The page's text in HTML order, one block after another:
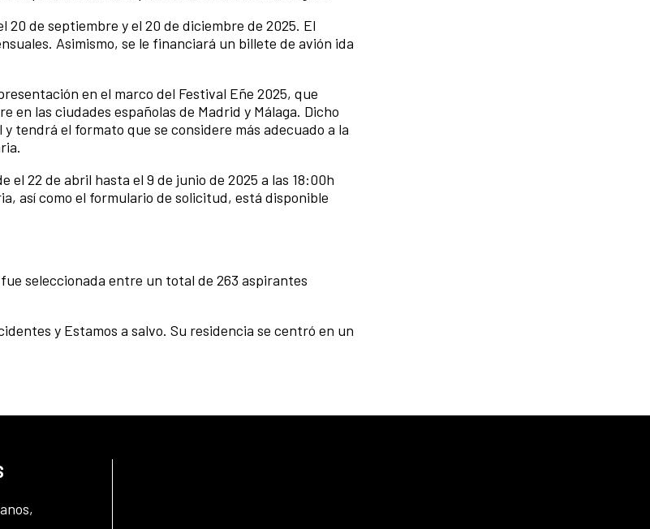
20 de septiembre y el 20 de diciembre de 2025. El
Asimismo, se le financiará un billete de avión ida
en el marco del Festival Eñe 2025, que
en las ciudades españolas de Madrid y Málaga. Dicho
tendrá el formato que se considere más adecuado a la
22 de abril hasta el 9 de junio de 2025 a las 18:00h
así como el formulario de solicitud, está disponible
seleccionada entre un total de 263 aspirantes
y Estamos a salvo. Su residencia se centró en un